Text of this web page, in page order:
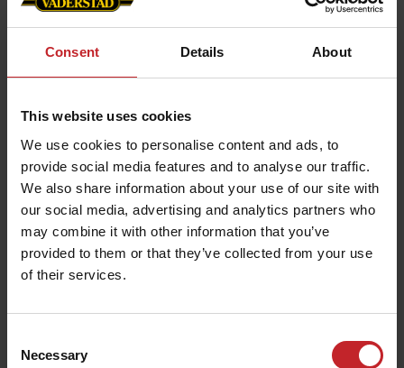
Consent Details About
This website uses cookies
We use cookies to personalise content and ads, to
provide social media features and to analyse our traffic.
We also share information about your use of our site with
our social media, advertising and analytics partners who
may combine it with other information that you’ve
provided to them or that they’ve collected from your use
of their services.
Selection
Necessary
Lernen Sie die Grundeinstellungen des Cultus HD
kennen.
Anbauen an den Traktor - Cultus
HD
Anhängen des Cultus HD an den Traktor
Feldeinstellungen - Cultus HD
Feldeinstellungen des Cultus HD.